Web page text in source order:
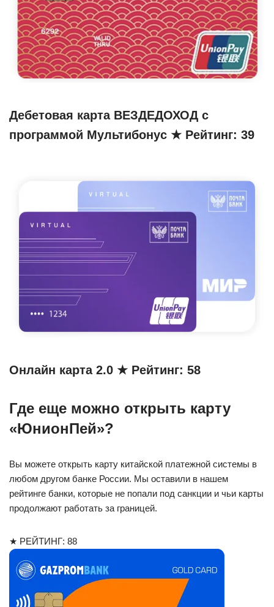
Дебетовая карта ВЕЗДЕДОХОД с
программой Мультибонус ★ Рейтинг: 39
Онлайн карта 2.0 ★ Рейтинг: 58
Где еще можно открыть карту
«ЮнионПей»?
Вы можете открыть карту китайской платежной системы в
любом другом банке России. Мы оставили в нашем
рейтинге банки, которые не попали под санкции и чьи карты
продолжают работать за границей.
★ РЕЙТИНГ: 88